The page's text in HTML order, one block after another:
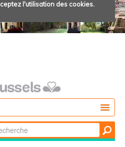
l'utilisation des cookies.
par